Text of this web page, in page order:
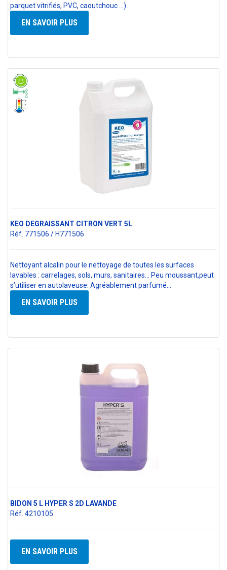
parquet vitrifiés, PVC, caoutchouc ...).
EN SAVOIR PLUS
KEO DEGRAISSANT CITRON VERT 5L
Réf. 771506 / H771506
Nettoyant alcalin pour le nettoyage de toutes les surfaces
lavables : carrelages, sols, murs, sanitaires... Peu moussant,peut
s’utiliser en autolaveuse. Agréablement parfumé…
EN SAVOIR PLUS
BIDON 5 L HYPER S 2D LAVANDE
Réf. 4210105
EN SAVOIR PLUS